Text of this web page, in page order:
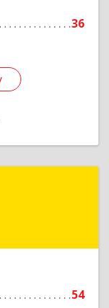
36
54
Вадим
Подробнее